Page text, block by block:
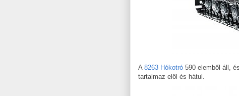
A 8263 Hókotró 590 elemből áll,
tartalmaz elöl és hátul.